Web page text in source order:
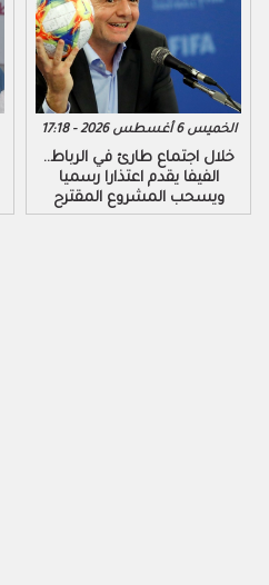
الخميس 6 أغسطس 2026 - 17:18
خلال اجتماع طارئ في الرباط..
الفيفا يقدم اعتذارا رسميا
ويسحب المشروع المقترح